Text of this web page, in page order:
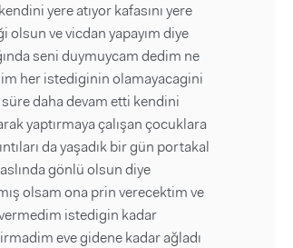
yere atıyor kafasını yere
ve vicdan yapayım diye
seni duymuycam dedim ne
her istediginin olamayacagini
daha devam etti kendini
yaptırmaya çalışan çocuklara
da yaşadık bir gün portakal
gönlü olsun diye
olsam ona prin verecektim ve
istedigin kadar
eve gidene kadar ağladı